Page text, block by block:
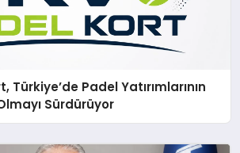
Türkiye’de Padel Yatırımlarının
Sürdürüyor